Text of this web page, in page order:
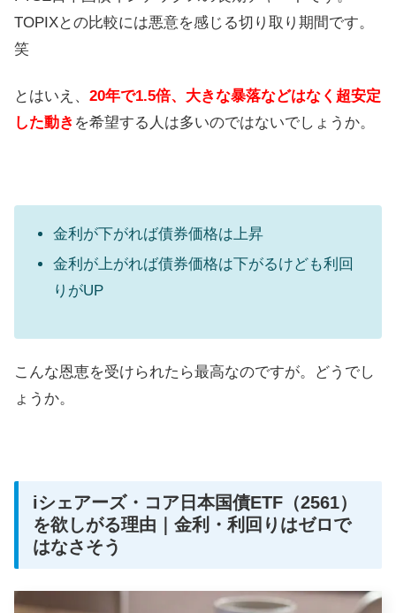
TOPIXとの比較には悪意を感じる切り取り期間です。
笑
とはいえ、 20年で1.5倍、大きな暴落などはなく超安定
した動き を希望する人は多いのではないでしょうか。
金利が下がれば債券価格は上昇
金利が上がれば債券価格は下がるけども利回
りがUP
こんな恩恵を受けられたら最高なのですが。どうでし
ょうか。
iシェアーズ・コア日本国債ETF（2561）
を欲しがる理由｜金利・利回りはゼロで
はなさそう